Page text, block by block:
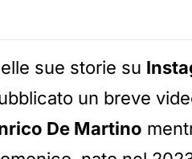
sue storie su
un breve
De Martino